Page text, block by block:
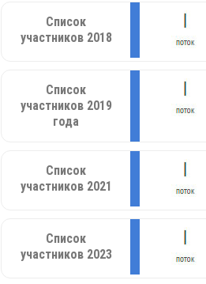
Список
участников 2018
Список
участников 2019
года
Список
участников 2021
Список
участников 2023